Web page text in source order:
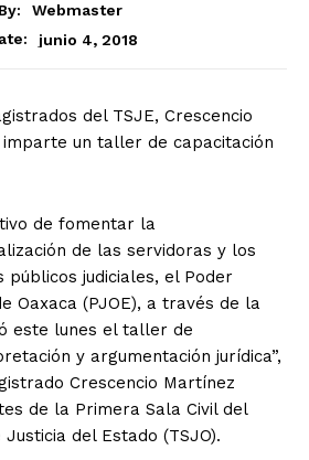
By:
Webmaster
junio 4, 2018
del TSJE, Crescencio
imparte un taller de capacitación
de fomentar la
de las servidoras y los
públicos judiciales, el Poder
Oaxaca (PJOE), a través de la
este lunes el taller de
y argumentación jurídica”,
Crescencio Martínez
de la Primera Sala Civil del
del Estado (TSJO).